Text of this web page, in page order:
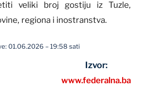
veliki broj gostiju iz Tuzle,
regiona i inostranstva.
01.06.2026 – 19:58 sati
Izvor:
www.federalna.ba